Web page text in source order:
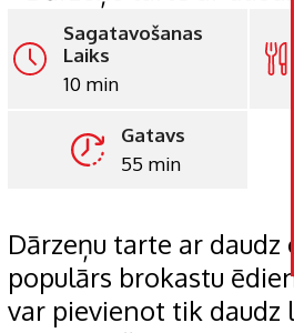
Sagatavošanas
Laiks
10 min
Gatavs
55 min
Dārzeņu tarte ar
populārs brokastu
var pievienot tik daudz